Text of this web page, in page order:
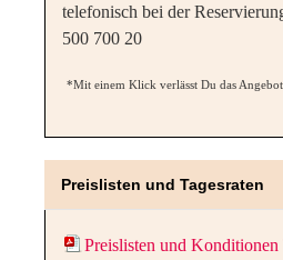
telefonisch bei der
500 700 20
*Mit einem Klick verlässt Du das
Preislisten und Tagesraten
Preislisten und Konditionen